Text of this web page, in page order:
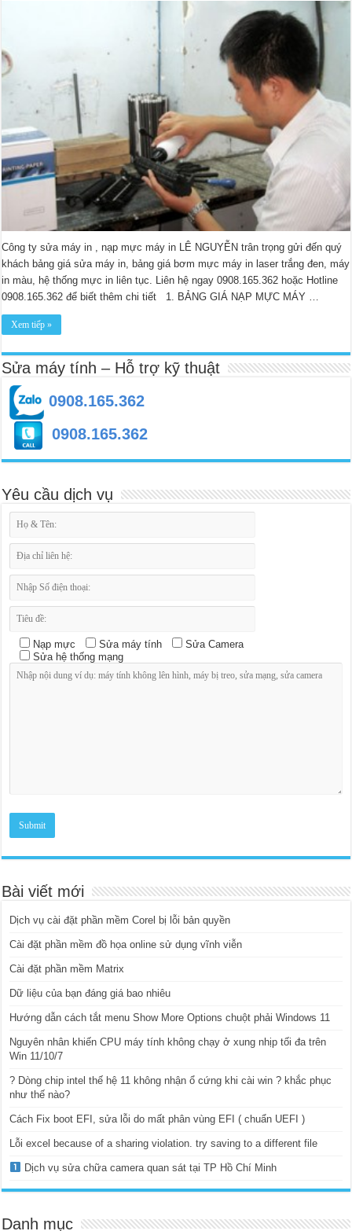
Công ty sửa máy in , nạp mực máy in LÊ NGUYỄN trân trọng gửi đến quý
khách bảng giá sửa máy in, bảng giá bơm mực máy in laser trắng đen, máy
in màu, hệ thống mực in liên tục. Liên hệ ngay 0908.165.362 hoặc Hotline
0908.165.362 để biết thêm chi tiết 1. BẢNG GIÁ NẠP MỰC MÁY …
Xem tiếp »
Sửa máy tính – Hỗ trợ kỹ thuật
0908.165.362
0908.165.362
Yêu cầu dịch vụ
Nạp mực Sửa máy tính
Sửa Camera
Sửa hệ thống mạng
Bài viết mới
Dịch vụ cài đặt phần mềm Corel bị lỗi bản quyền
Cài đặt phần mềm đồ họa online sử dụng vĩnh viễn
Cài đặt phần mềm Matrix
Dữ liệu của bạn đáng giá bao nhiêu
Hướng dẫn cách tắt menu Show More Options chuột phải Windows 11
Nguyên nhân khiến CPU máy tính không chạy ở xung nhịp tối đa trên
Win 11/10/7
? Dòng chip intel thế hệ 11 không nhận ổ cứng khi cài win ? khắc phục
như thế nào?
Cách Fix boot EFI, sửa lỗi do mất phân vùng EFI ( chuẩn UEFI )
Lỗi excel because of a sharing violation. try saving to a different file
Dịch vụ sửa chữa camera quan sát tại TP Hồ Chí Minh
Danh mục